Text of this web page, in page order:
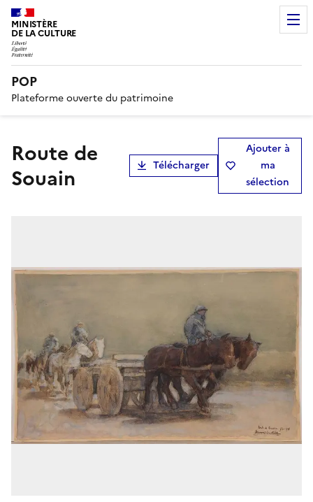
MINISTÈRE
DE LA CULTURE
POP
Plateforme ouverte du patrimoine
Route de
Souain
Télécharger
Ajouter à
ma
sélection